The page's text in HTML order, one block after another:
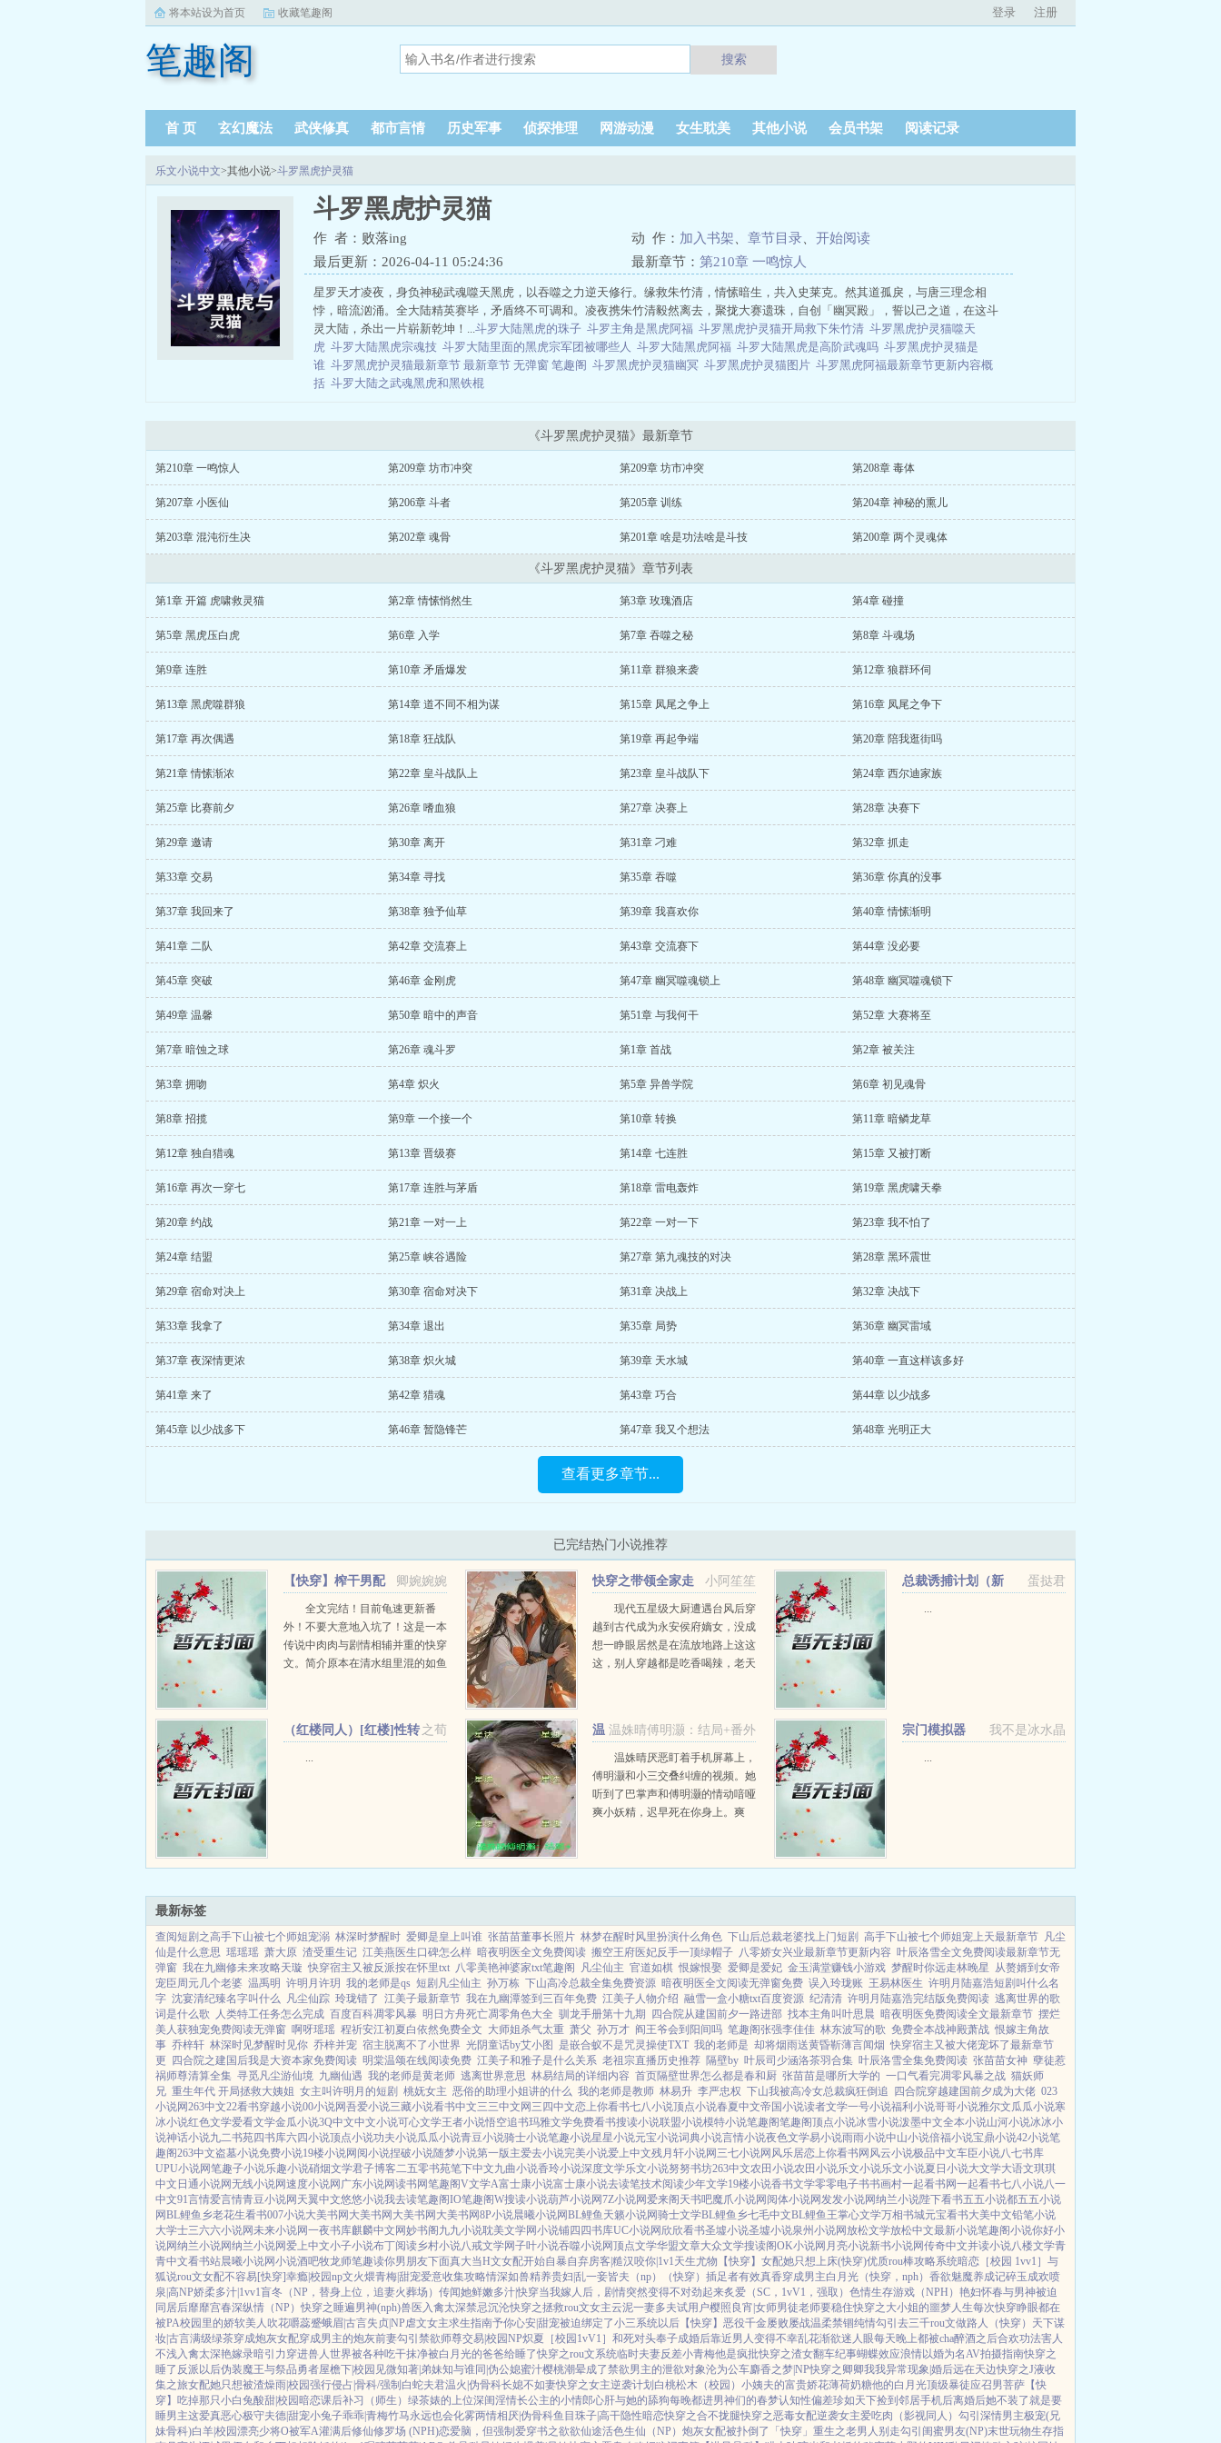
将本站设为首页 收藏笔趣阁 登录 注册
笔趣阁 搜索
首 页 玄幻魔法 武侠修真 都市言情 历史军事 侦探推理 网游动漫 女生耽美 其他小说 会员书架 阅读记录
乐文小说中文>其他小说>斗罗黑虎护灵猫
斗罗黑虎护灵猫
作 者：败落ing 动 作： 加入书架 章节目录
开始阅读
最后更新：2026-04-11 05:24:36
最新章节： 第210章 一鸣惊人
星罗天才凌夜，身负神秘武魂噬天黑虎，以吞噬之力逆天修行。缘救朱竹清，情愫暗生，共入史莱克。然其道孤戾，与唐三理念相
悖，暗流汹涌。全大陆精英赛毕，矛盾终不可调和。凌夜携朱竹清毅然离去，聚拢大赛遗珠，自创「幽冥殿」，誓以己之道，在这斗
灵大陆，杀出一片崭新乾坤！...斗罗大陆黑虎的珠子 斗罗主角是黑虎阿福 斗罗黑虎护灵猫开局救下朱竹清 斗罗黑虎护灵猫噬天
虎 斗罗大陆黑虎宗魂技 斗罗大陆里面的黑虎宗军团被哪些人 斗罗大陆黑虎阿福 斗罗大陆黑虎是高阶武魂吗 斗罗黑虎护灵猫是
谁 斗罗黑虎护灵猫最新章节 最新章节 无弹窗 笔趣阁 斗罗黑虎护灵猫幽冥 斗罗黑虎护灵猫图片 斗罗黑虎阿福最新章节更新内容概
括 斗罗大陆之武魂黑虎和黑铁棍
《斗罗黑虎护灵猫》最新章节
第210章 一鸣惊人 第209章 坊市冲突 第209章 坊市冲突 第208章 毒体
第207章 小医仙 第206章 斗者 第205章 训练 第204章 神秘的熏儿
第203章 混沌衍生决 第202章 魂骨 第201章 啥是功法啥是斗技 第200章 两个灵魂体
《斗罗黑虎护灵猫》章节列表
第1章 开篇 虎啸救灵猫 第2章 情愫悄然生 第3章 玫瑰酒店 第4章 碰撞
第5章 黑虎压白虎 第6章 入学 第7章 吞噬之秘 第8章 斗魂场
第9章 连胜 第10章 矛盾爆发 第11章 群狼来袭 第12章 狼群环伺
第13章 黑虎噬群狼 第14章 道不同不相为谋 第15章 凤尾之争上 第16章 凤尾之争下
第17章 再次偶遇 第18章 狂战队 第19章 再起争端 第20章 陪我逛街吗
第21章 情愫渐浓 第22章 皇斗战队上 第23章 皇斗战队下 第24章 西尔迪家族
第25章 比赛前夕 第26章 嗜血狼 第27章 决赛上 第28章 决赛下
第29章 邀请 第30章 离开 第31章 刁难 第32章 抓走
第33章 交易 第34章 寻找 第35章 吞噬 第36章 你真的没事
第37章 我回来了 第38章 独予仙草 第39章 我喜欢你 第40章 情愫渐明
第41章 二队 第42章 交流赛上 第43章 交流赛下 第44章 没必要
第45章 突破 第46章 金刚虎 第47章 幽冥噬魂锁上 第48章 幽冥噬魂锁下
第49章 温馨 第50章 暗中的声音 第51章 与我何干 第52章 大赛将至
第7章 暗蚀之球 第26章 魂斗罗 第1章 首战 第2章 被关注
第3章 拥吻 第4章 炽火 第5章 异兽学院 第6章 初见魂骨
第8章 招揽 第9章 一个接一个 第10章 转换 第11章 暗鳞龙草
第12章 独自猎魂 第13章 晋级赛 第14章 七连胜 第15章 又被打断
第16章 再次一穿七 第17章 连胜与茅盾 第18章 雷电轰炸 第19章 黑虎啸天拳
第20章 约战 第21章 一对一上 第22章 一对一下 第23章 我不怕了
第24章 结盟 第25章 峡谷遇险 第27章 第九魂技的对决 第28章 黑环震世
第29章 宿命对决上 第30章 宿命对决下 第31章 决战上 第32章 决战下
第33章 我拿了 第34章 退出 第35章 局势 第36章 幽冥雷域
第37章 夜深情更浓 第38章 炽火城 第39章 天水城 第40章 一直这样该多好
第41章 来了 第42章 猎魂 第43章 巧合 第44章 以少战多
第45章 以少战多下 第46章 暂隐锋芒 第47章 我又个想法 第48章 光明正大
查看更多章节...
已完结热门小说推荐
卿婉婉婉
【快穿】榨干男配
（H）全文完结！目前龟速更新番
外！不要大意地入坑了！这是一本
传说中肉肉与剧情相辅并重的快穿
文。简介原本在清水组里混的如鱼
小阿笙笙
快穿之带领全家走
向人生巅峰
现代五星级大厨遭遇台风后穿
越到古代成为永安侯府嫡女，没成
想一睁眼居然是在流放地路上这这
这，别人穿越都是吃香喝辣，老天
蛋挞君
总裁诱捕计划（新
...
之荀
（红楼同人）[红楼]性转
...
温姝晴傅明灏：结局+番外
温
姝晴傅明灏
温姝晴厌恶盯着手机屏幕上，
傅明灏和小三交叠纠缠的视频。她
听到了巴掌声和傅明灏的情动喑哑
爽小妖精，迟早死在你身上。爽
我不是冰水晶
宗门模拟器
...
最新标签
查阅短剧之高手下山被七个师姐宠溺 林深时梦醒时 爱卿是皇上叫谁 张苗苗董事长照片 林梦在醒时风里扮演什么角色 下山后总裁老婆找上门短剧 高手下山被七个师姐宠上天最新章节 凡尘
仙是什么意思 瑶瑶瑶 萧大原 渣受重生记 江美燕医生口碑怎么样 暗夜明医全文免费阅读 搬空王府医妃反手一顶绿帽子 八零娇女兴业最新章节更新内容 叶辰洛雪全文免费阅读最新章节无
弹窗 我在九幽修未来攻略天璇 快穿宿主又被反派按在怀里txt 八零美艳神婆家txt笔趣阁 凡尘仙主 官道如棋 恨嫁恨娶 爱卿是爱妃 金玉满堂赚钱小游戏 梦醒时你远走林晚星 从赘婿到女帝
宠臣周元几个老婆 温禹明 许明月许玥 我的老师是qs 短剧凡尘仙主 孙万栋 下山高冷总裁全集免费资源 暗夜明医全文阅读无弹窗免费 误入玲珑账 王易林医生 许明月陆嘉浩短剧叫什么名
字 沈宴清纪臻名字叫什么 凡尘仙踪 玲珑错了 江美子最新章节 我在九幽潭签到三百年免费 江美子人物介绍 融雪一盒小糖txt百度资源 纪清清 许明月陆嘉浩完结版免费阅读 逃离世界的歌
词是什么歌
人类特工任务怎么完成 百度百科凋零风暴 明日方舟死亡凋零角色大全 驯龙手册第十九期 四合院从建国前夕一路进部 找本主角叫叶思晨 暗夜明医免费阅读全文最新章节 摆烂
美人获独宠免费阅读无弹窗 啊呀瑶瑶 程祈安江初夏白依然免费全文 大师姐杀气太重 萧父 孙万才 阎王爷会到阳间吗 笔趣阁张强李佳佳 林东波写的歌 免费全本战神殿萧战 恨嫁主角故
事 乔梓轩 林深时见梦醒时见你 乔梓并宠 宿主脱离不了小世界 光阴童话by艾小图 是嵌合蚁不是咒灵操使TXT 我的老师是 却将烟雨送黄昏靳薄言闻烟 快穿宿主又被大佬宠坏了最新章节
更
四合院之建国后我是大资本家免费阅读 明棠温颂在线阅读免费 江美子和雅子是什么关系 老祖宗直播历史推荐 隔壁by 叶辰司少涵洛茶羽合集 叶辰洛雪全集免费阅读 张苗苗女神 孽徒惹
祸师尊清算全集 寻觅凡尘游仙境 九幽仙遇 我的老师是黄老师 逃离世界意思 林易结局的详细内容 首页隔壁世界怎么都是春和厨 张苗苗是哪所大学的 一口气看完凋零风暴之战 猫妖师
兄 重生年代 开局拯救大姨姐 女主叫许明月的短剧 桃妩女主 恶俗的助理小姐讲的什么 我的老师是教师 林易升 李严忠权 下山我被高冷女总裁疯狂倒追 四合院穿越建国前夕成为大佬 023
小说网263中文22看书穿越小说00小说网吾爱小说三藏小说看书中文三三中文网 三四中文恋上你看书七八小说顶点小说春夏中文帝国小说读者文学一号小说福利小说哥哥小说雅尔文瓜瓜小说寒
冰小说红色文学爱看文学金瓜小说3Q中文中文小说可心文学王者小说悟空追书玛雅文学免费看书搜读小说联盟小说模特小说笔趣阁笔趣阁顶点小说冰雪小说泼墨中文全本小说山河小说冰冰小
说神话小说九二书苑四书库六四小说顶点小说功夫小说瓜瓜小说青豆小说骑士小说笔趣小说星星小说元宝小说词典小说言情小说夜色文学易小说雨雨小说中山小说倍福小说宝鼎小说42小说笔
趣阁263中文盗墓小说免费小说19楼小说网阅小说捏破小说随梦小说第一版主爱去小说完美小说爱上中文残月轩小说网 三七小说网 风乐居恋上你看书网 风云小说极品中文车臣小说八七书库
UPU小说网笔趣子小说乐趣小说硝烟文学君子博客二五零书苑笔下中文九曲小说香玲小说深度文学乐文小说努努书坊263中文农田小说农田小说乐文小说乐文小说夏日小说大文学大语文琪琪
中文 日通小说网无线小说网速度小说网 广东小说网读书网笔趣阁V文学A富士康小说富士康小说去读笔技术阅读少年文学19楼小说香书文学零零电子书书画村一起看书网一起看书七八小说八一
中文91言情爱言情青豆小说网 天翼中文悠悠小说我去读笔趣阁IO笔趣阁W搜读小说葫芦小说网7Z小说网爱来阁 天书吧魔爪小说网 阅体小说网发发小说网纳兰小说陛下看书五五小说都五五小说
网BL鲤鱼乡老花生看书007小说大美书网 大美书网 大美书网 大美书网8P小说晨曦小说网BL鲤鱼 天籁小说网骑士文学BL鲤鱼乡七毛中文BL鲤鱼王掌心文学万相书城元宝看书大美中文铅笔小说
大学士三六六小说网未来小说网一夜书库麒麟中文网妙书阁 九九小说耽美文学网小说铺四四书库UC小说网 欣欣看书圣墟小说圣墟小说泉州小说网放松文学放松中文最新小说笔趣阁小说你好小
说网纳兰小说网纳兰小说网爱上中文小子小说布丁阅读乡村小说八戒文学网子叶小说吞噬小说网顶点文学华盟文章大众文学搜读阁OK小说网 月亮小说新书小说网传奇中文并读小说八楼文学青
青中文看书站晨曦小说网小说酒吧牧龙师笔趣读你男朋友下面真大当H文女配开始自暴自弃房客|糙汉咬你|1v1天生尤物【快穿】 女配她只想上床(快穿)优质rou棒攻略系统暗恋［校园 1vv1］ 与
狐说rou文女配不容易[快穿]幸瘾|校园np文火煨青梅|甜宠爱意收集攻略情深如兽精养贵妇|乱一妾皆夫（np） （快穿）插足者有效真香穿成男主白月光（快穿，nph） 香欲魅魔养成记碎玉成欢喷
泉|高NP娇柔多汁|1vv1盲冬（NP，替身上位，追妻火葬场） 传闻她鲜嫩多汁|快穿当我嫁人后，剧情突然变得不对劲起来炙爱（SC，1vV1，强取） 色情生存游戏（NPH） 艳妇怀春与男神被迫
同居后靡靡宫春深纵情（NP）快穿之睡遍男神(nph)兽医 入禽太深禁忌沉沦快穿之拯救rou文女主云泥一妻多夫试用户樱照良宵|女师男徒老师要稳住快穿之大小姐的噩梦人生每次快穿睁眼都在
被PA校园里的娇软美人 吹花嚼蕊蹙蛾眉|古言失贞|NP虐文女主求生指南予你心安|甜宠被迫绑定了小三系统以后【快穿】 恶役千金屡败屡战温柔禁锢纯情勾引 去三千rou文做路人（快穿） 天下谋
妆|古言满级绿茶穿成炮灰女配穿成男主的炮灰前妻勾引禁欲师尊交易|校园NP炽夏［校园1vV1］ 和死对头奉子成婚后靠近男人变得不幸乱花渐欲迷人眼每天晚上都被cha醉酒之后合欢功法害人
不浅入禽太深艳嫁录暗引力穿进兽人世界被各种吃干抹净被白月光的爸爸给睡了快穿之rou文系统临时夫妻反差小青梅他是疯批快穿之渣女翻车纪事蝴蝶效应浪情以婚为名AV拍摄指南快穿之
睡了反派以后伪装魔王与祭品勇者屋檐下|校园 见微知著|弟妹知与谁同|伪公媳蜜汁樱桃潮晕成了禁欲男主的泄欲对象沦为公车麝香之梦|NP快穿之卿卿我我异常现象|婚后远在天边快穿之J液收
集之旅女配她只想被渣燥雨|校园强行侵占|骨科/强制 白蛇夫君温火|伪骨科长媳不如妻快穿之女主逆袭计划 白桃松木（校园） 小姨夫的富贵娇花薄荷奶糖他的白月光顶级暴徒应召男菩萨 【快
穿】吃掉那只小白兔酸甜|校园暗恋课后补习（师生） 绿茶婊的上位深闺淫情长公主的小情郎心肝与她的舔狗每晚都进男神们的春梦认知性偏差珍如天下捡到邻居手机后离婚后她不装了就是要
睡男主这爱真恶心极守夫德|甜宠小兔子乖乖|青梅竹马永远也会化雾两情相厌|伪骨科鱼目珠子|高干隐性暗恋快穿之合不拢腿快穿之恶毒女配逆袭女主爱吃肉 （影视同人）勾引深情男主极宠(兄
妹骨科)白羊|校园漂亮少将O被军A灌满后修仙修罗场 (NPH)恋爱脑，但强制爱穿书之欲欲仙途活色生仙（NP） 炮灰女配被扑倒了「快穿」 重生之老男人别走勾引闺蜜男友(NP)末世玩物生存指